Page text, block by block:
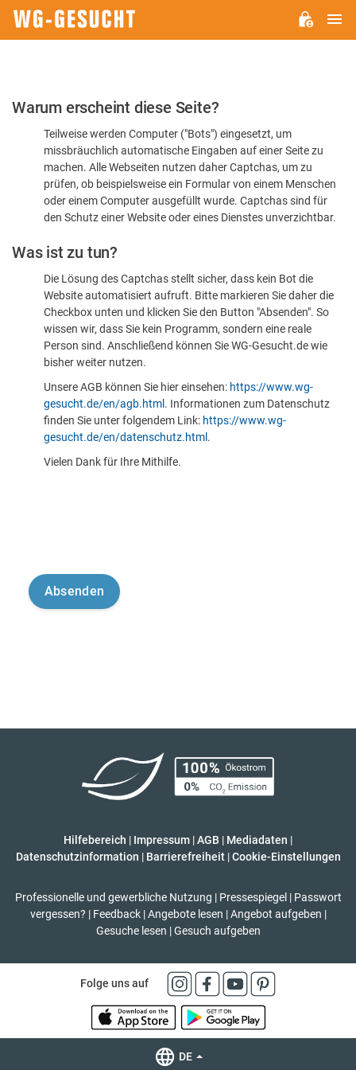
Bitte
dass
sind
Warum erscheint diese Seite?
Teilweise werden Computer ("Bots") eingesetzt, um
missbräuchlich automatische Eingaben auf einer Seite zu
machen. Alle Webseiten nutzen daher Captchas, um zu
prüfen, ob beispielsweise ein Formular von einem Menschen
oder einem Computer ausgefüllt wurde. Captchas sind für
den Schutz einer Website oder eines Dienstes unverzichtbar.
Was ist zu tun?
Die Lösung des Captchas stellt sicher, dass kein Bot die
Website automatisiert aufruft. Bitte markieren Sie daher die
Checkbox unten und klicken Sie den Button "Absenden". So
wissen wir, dass Sie kein Programm, sondern eine reale
Person sind. Anschließend können Sie WG-Gesucht.de wie
bisher weiter nutzen.
Unsere AGB können Sie hier einsehen: https://www.wg-
gesucht.de/en/agb.html . Informationen zum Datenschutz
finden Sie unter folgendem Link: https://www.wg-
gesucht.de/en/datenschutz.html .
Vielen Dank für Ihre Mithilfe.
Hilfebereich | Impressum |AGB | Mediadaten |
Datenschutzinformation | Barrierefreiheit | Cookie-Einstellungen
Professionelle und gewerbliche Nutzung | Pressespiegel | Passwort
vergessen? | Feedback | Angebote lesen | Angebot aufgeben |
Gesuche lesen | Gesuch aufgeben
Folge uns auf
DE